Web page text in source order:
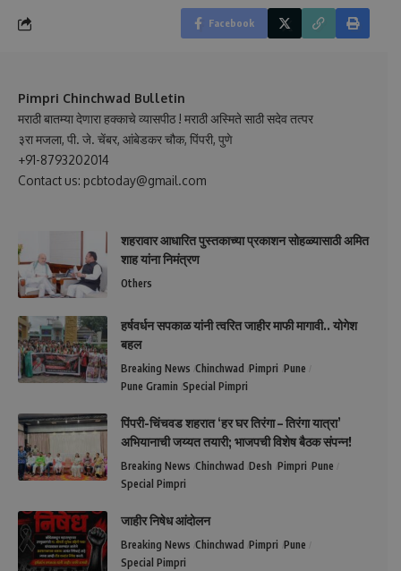
Facebook
Pimpri Chinchwad Bulletin
मराठी बातम्या देणारा हक्काचे व्यासपीठ ! मराठी अस्मिते साठी सदेव तत्पर
३रा मजला, पी. जे. चेंबर, आंबेडकर चौक, पिंपरी, पुणे
+91-8793202014
Contact us: pcbtoday@gmail.com
शहरावार आधारित पुस्तकाच्या प्रकाशन सोहळ्यासाठी अमित
शाह यांना निमंत्रण
Others
हर्षवर्धन सपकाळ यांनी त्वरित जाहीर माफी मागावी.. योगेश
बहल
Breaking News Chinchwad Pimpri Pune
Pune Gramin Special Pimpri
पिंपरी-चिंचवड शहरात ‘हर घर तिरंगा – तिरंगा यात्रा’
अभियानाची जय्यत तयारी; भाजपची विशेष बैठक संपन्न!
Breaking News Chinchwad Desh Pimpri Pune
Special Pimpri
जाहीर निषेध आंदोलन
Breaking News Chinchwad Pimpri Pune
Special Pimpri